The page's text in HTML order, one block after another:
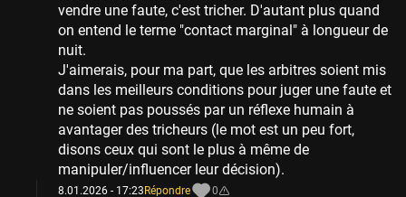
vendre une faute, c'est tricher. D'autant plus quand
on entend le terme "contact marginal" à longueur de
nuit.
J'aimerais, pour ma part, que les arbitres soient mis
dans les meilleurs conditions pour juger une faute et
ne soient pas poussés par un réflexe humain à
avantager des tricheurs (le mot est un peu fort,
disons ceux qui sont le plus à même de
manipuler/influencer leur décision).
8.01.2026 - 17:23Répondre 0